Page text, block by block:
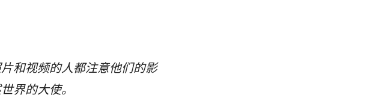
和视频的人都注意他们的影
界的大使。